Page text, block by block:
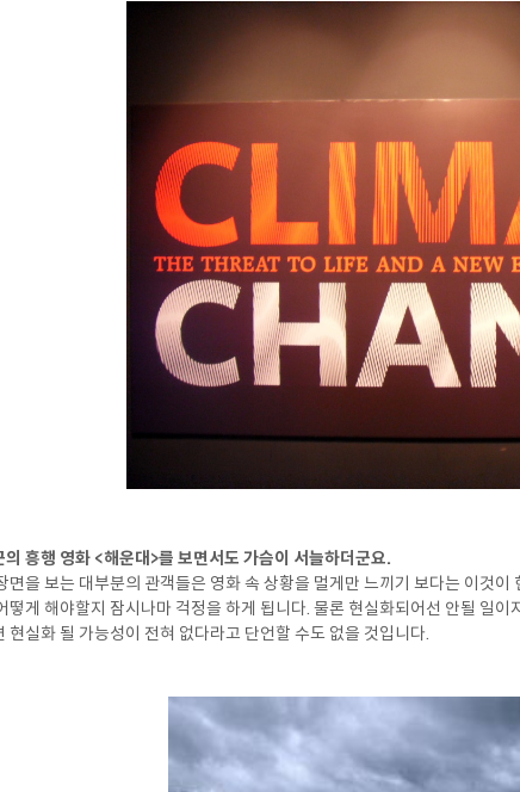
의 흥행 영화 <해운대>를 보면서도 가슴이 서늘하더군요.
면을 보는 대부분의 관객들은 영화 속 상황을 멀게만 느끼기 보다는 이것
떻게 해야할지 잠시나마 걱정을 하게 됩니다. 물론 현실화되어선 안될 일
현실화 될 가능성이 전혀 없다라고 단언할 수도 없을 것입니다.